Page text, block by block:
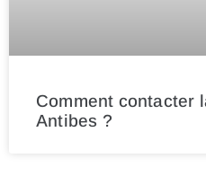
Comment contacter
Antibes ?